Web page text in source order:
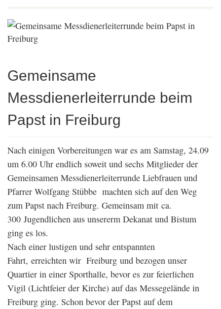
Gemeinsame
Messdienerleiterrunde beim
Papst in Freiburg
Nach einigen Vorbereitungen war es am Samstag, 24.09
um 6.00 Uhr endlich soweit und sechs Mitglieder der
Gemeinsamen Messdienerleiterrunde Liebfrauen und
Pfarrer Wolfgang Stübbe machten sich auf den Weg
zum Papst nach Freiburg. Gemeinsam mit ca.
300 Jugendlichen aus unsererm Dekanat und Bistum
ging es los.
Nach einer lustigen und sehr entspannten
Fahrt, erreichten wir Freiburg und bezogen unser
Quartier in einer Sporthalle, bevor es zur feierlichen
Vigil (Lichtfeier der Kirche) auf das Messegelände in
Freiburg ging. Schon bevor der Papst auf dem